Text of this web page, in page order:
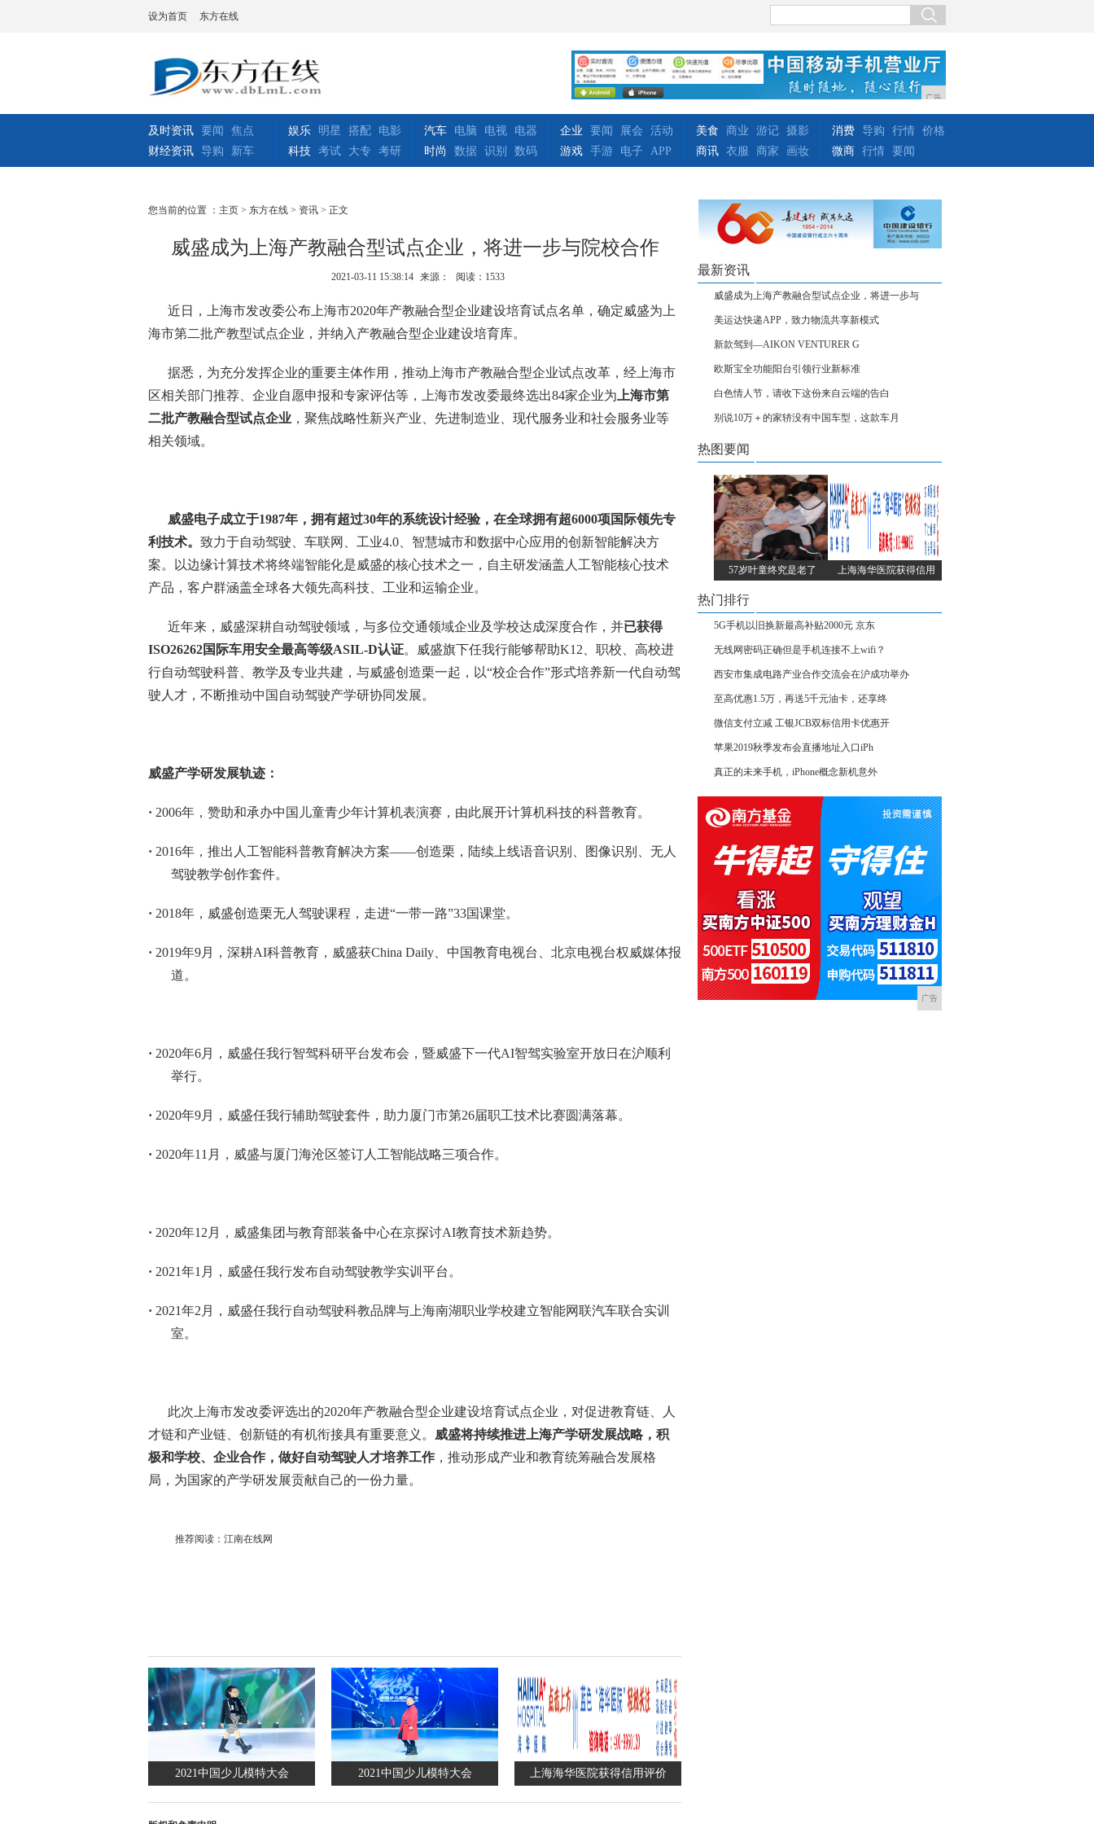
设为首页 东方在线
广告
及时资讯 要闻
焦点
财经资讯 导购 新车
娱乐 明星 搭配
电影
科技 考试 大专 考研
汽车 电脑 电视
电器
时尚
数据 识别 数码
企业 要闻 展会
活动
游戏 手游 电子 APP
美食 商业 游记 摄影
商讯 衣服 商家 画妆
消费 导购 行情 价格
微商 行情 要闻
您当前的位置 ： 主页 > 东方在线 > 资讯 > 正文
威盛成为上海产教融合型试点企业，将进一步与院校合作
2021-03-11 15:38:14 来源： 阅读：1533
近日，上海市发改委公布上海市2020年产教融合型企业建设培育试点名单，确定威盛为上
海市第二批产教型试点企业，并纳入产教融合型企业建设培育库。
据悉，为充分发挥企业的重要主体作用，推动上海市产教融合型企业试点改革，经上海市
区相关部门推荐、企业自愿申报和专家评估等，上海市发改委最终选出84家企业为 上海市第
二批产教融合型试点企业 ，聚焦战略性新兴产业、先进制造业、现代服务业和社会服务业等
相关领域。
威盛电子成立于1987年，拥有超过30年的系统设计经验，在全球拥有超6000项国际领先专
利技术。 致力于自动驾驶、车联网、工业4.0 、智慧城市和数据中心应用的创新智能解决方
案。以边缘计算技术将终端智能化是威盛的核心技术之一，自主研发涵盖人工智能核心技术
产品，客户群涵盖全球各大领先高科技、工业和运输企业。
近年来，威盛深耕自动驾驶领域，与多位交通领域企业及学校达成深度合作，并已获得
ISO26262国际车用安全最高等级ASIL-D认证。威盛旗下任我行能够帮助K12 、职校、高校进
行自动驾驶科普、教学及专业共建，与威盛创造栗一起，以“校企合作”形式培养新一代自动驾
驶人才，不断推动中国自动驾驶产学研协同发展。
威盛产学研发展轨迹：
· 2006年，赞助和承办中国儿童青少年计算机表演赛，由此展开计算机科技的科普教育。
· 2016年，推出人工智能科普教育解决方案——创造栗，陆续上线语音识别、图像识别、无人
驾驶教学创作套件。
· 2018年，威盛创造栗无人驾驶课程，走进“一带一路”33国课堂。
· 2019年9月，深耕AI科普教育，威盛获China Daily 、中国教育电视台、北京电视台权威媒体报
道。
· 2020年6月，威盛任我行智驾科研平台发布会，暨威盛下一代AI智驾实验室开放日在沪顺利
举行。
· 2020年9月，威盛任我行辅助驾驶套件，助力厦门市第26届职工技术比赛圆满落幕。
· 2020年11 月，威盛与厦门海沧区签订人工智能战略三项合作。
· 2020年12 月，威盛集团与教育部装备中心在京探讨AI教育技术新趋势。
· 2021年1 月，威盛任我行发布自动驾驶教学实训平台。
· 2021年2 月，威盛任我行自动驾驶科教品牌与上海南湖职业学校建立智能网联汽车联合实训
室。
此次上海市发改委评选出的2020年产教融合型企业建设培育试点企业，对促进教育链、人
才链和产业链、创新链的有机衔接具有重要意义。 威盛将持续推进上海产学研发展战略，积
极和学校、企业合作，做好自动驾驶人才培养工作 ，推动形成产业和教育统筹融合发展格
局，为国家的产学研发展贡献自己的一份力量。
推荐阅读： 江南在线网
2021中国少儿模特大会 2021中国少儿模特大会 上海海华医院获得信用评价
最新资讯
威盛成为上海产教融合型试点企业，将进一步与
美运达快递APP，致力物流共享新模式
新款驾到—AIKON VENTURER G
欧斯宝全功能阳台引领行业新标准
白色情人节，请收下这份来自云端的告白
​别说10万＋的家轿没有中国车型，这款车月
热图要闻
57岁叶童终究是老了 上海海华医院获得信用
热门排行
5G手机以旧换新最高补贴2000元 京东
无线网密码正确但是手机连接不上wifi？
西安市集成电路产业合作交流会在沪成功举办
至高优惠1.5万，再送5千元油卡，还享终
微信支付立减 工银JCB双标信用卡优惠开
苹果2019秋季发布会直播地址入口iPh
真正的未来手机，iPhone概念新机意外
广告